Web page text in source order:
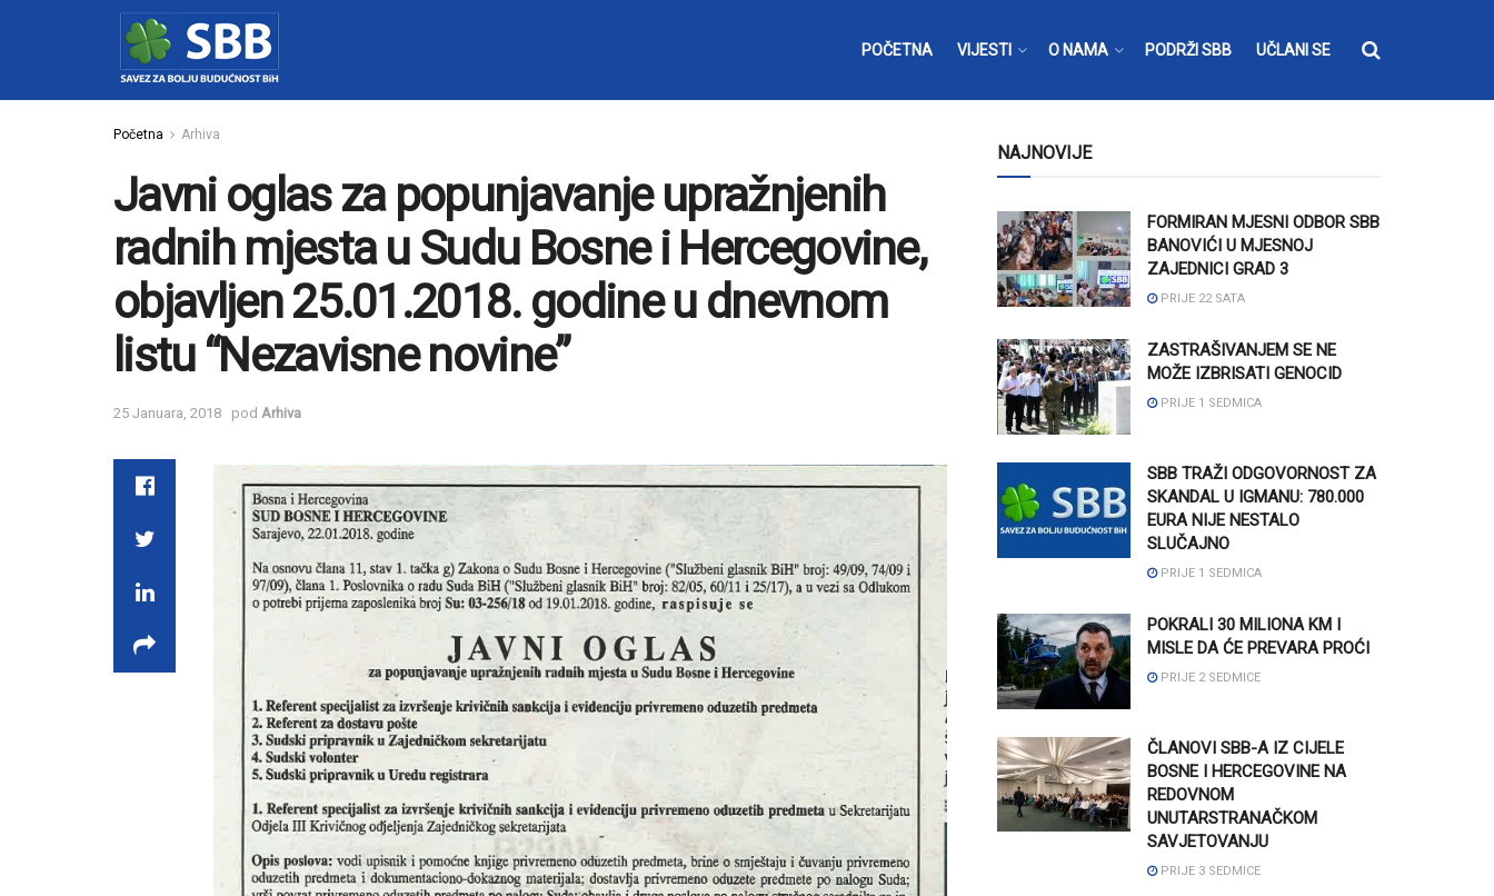
POČETNA VIJESTI O NAMA PODRŽI SBB UČLANI SE
Početna Arhiva
Javni oglas za popunjavanje upražnjenih
radnih mjesta u Sudu Bosne i Hercegovine,
objavljen 25.01.2018. godine u dnevnom
listu “Nezavisne novine”
25 Januara, 2018 pod Arhiva
NAJNOVIJE
FORMIRAN MJESNI ODBOR SBB
BANOVIĆI U MJESNOJ
ZAJEDNICI GRAD 3
PRIJE 22 SATA
ZASTRAŠIVANJEM SE NE
MOŽE IZBRISATI GENOCID
PRIJE 1 SEDMICA
SBB TRAŽI ODGOVORNOST ZA
SKANDAL U IGMANU: 780.000
EURA NIJE NESTALO
SLUČAJNO
PRIJE 1 SEDMICA
POKRALI 30 MILIONA KM I
MISLE DA ĆE PREVARA PROĆI
PRIJE 2 SEDMICE
ČLANOVI SBB-A IZ CIJELE
BOSNE I HERCEGOVINE NA
REDOVNOM
UNUTARSTRANAČKOM
SAVJETOVANJU
PRIJE 3 SEDMICE